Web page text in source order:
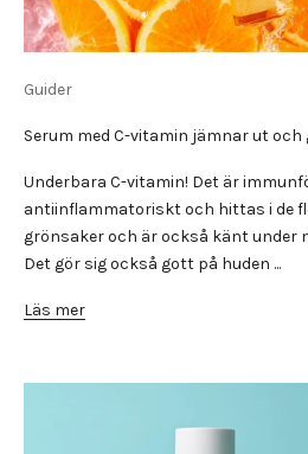
Guider
Serum med C-vitamin jämnar ut och
Underbara C-vitamin! Det är
antiinflammatoriskt och hittas i de
grönsaker och är också känt under
Det gör sig också gott på huden ...
Läs mer